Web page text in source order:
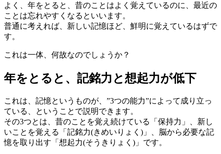
よく、年をとると、昔のことはよく覚えているのに、最近の
ことは忘れやすくなるといいます。
普通に考えれば、新しい記憶ほど、鮮明に覚えているはずで
す。
これは一体、何故なのでしょうか？
年をとると、記銘力と想起力が低下
これは、記憶というものが、”3つの能力”によって成り立っ
ている、ということで説明できます。
その3つとは、昔のことを覚え続けている「保持力」、新し
いことを覚える「記銘力(きめいりょく)」、脳から必要な記
憶を取り出す「想起力(そうきりょく)」です。